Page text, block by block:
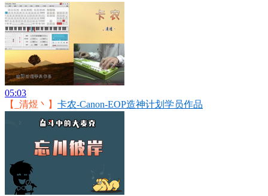
05:03
【_清煜丶】 卡农-Canon-EOP造神计划学员作品